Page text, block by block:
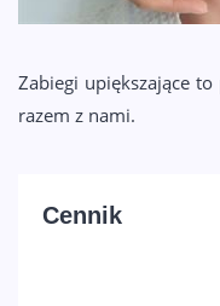
Zabiegi upiększające
razem z nami.
Cennik